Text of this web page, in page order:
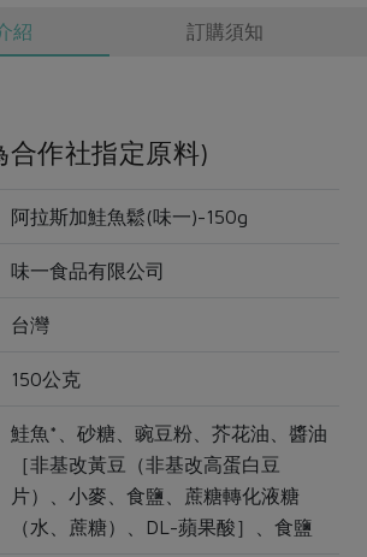
紹 訂購須知
合作社指定原料)
阿拉斯加鮭魚鬆(味一)-150g
味一食品有限公司
台灣
150公克
鮭魚*、砂糖、豌豆粉、芥花油、醬油
［非基改黃豆（非基改高蛋白豆
片）、小麥、食鹽、蔗糖轉化液糖
（水、蔗糖）、DL-蘋果酸］、食鹽